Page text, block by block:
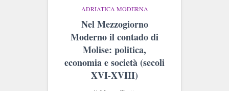
ADRIATICA MODERNA
Nel Mezzogiorno
Moderno il contado di
Molise: politica,
economia e società (secoli
XVI-XVIII)